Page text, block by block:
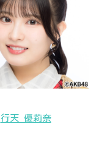
行天 優莉奈